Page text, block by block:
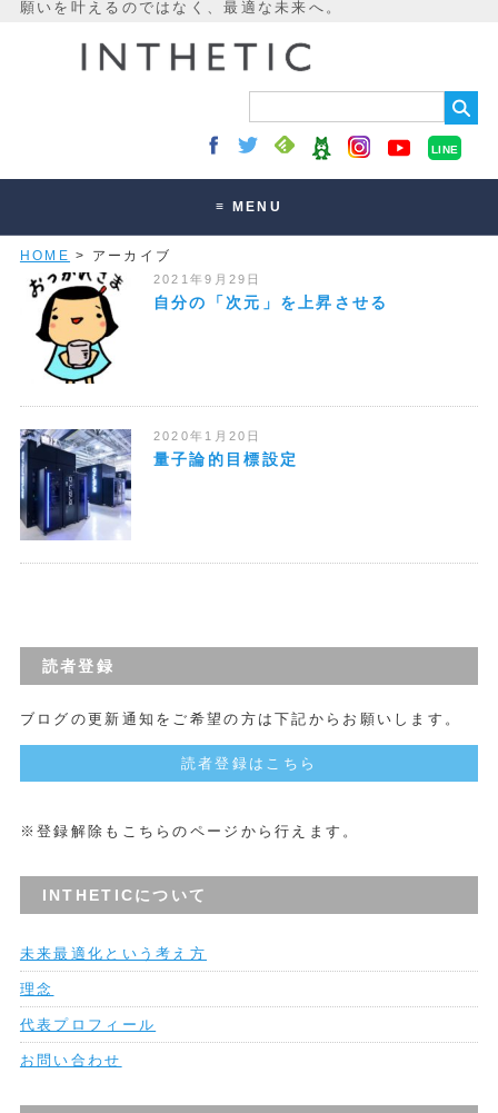
LINE
≡ MENU
講座・セッション
オンラインサロン
HOME > アーカイブ
2021年9月29日
自分の「次元」を上昇させる
2020年1月20日
量子論的目標設定
読者登録
ブログの更新通知をご希望の方は下記からお願いします。
読者登録はこちら
※登録解除もこちらのページから行えます。
INTHETICについて
未来最適化という考え方
理念
代表プロフィール
お問い合わせ